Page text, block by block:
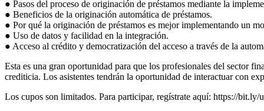
● Pasos del proceso de originación de préstamos mediante la
● Beneficios de la originación automática de préstamos.
● Por qué la originación de préstamos es mejor implementando un
● Uso de datos y facilidad en la integración.
● Acceso al crédito y democratización del acceso a través de la
Esta es una gran oportunidad para que los profesionales del sector
crediticia. Los asistentes tendrán la oportunidad de interactuar con
Los cupos son limitados. Para participar, regístrate aquí: https://